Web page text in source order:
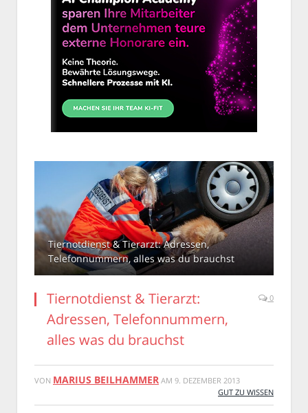
Tiernotdienst & Tierarzt: Adressen,
Telefonnummern, alles was du brauchst
Tiernotdienst & Tierarzt:
Adressen, Telefonnummern,
alles was du brauchst
0
VON MARIUS BEILHAMMER AM 9. DEZEMBER 2013
GUT ZU WISSEN